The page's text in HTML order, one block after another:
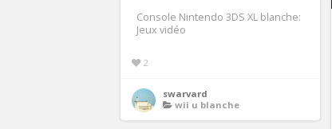
Console Nintendo 3DS XL blanche:
Jeux vidéo
2
swarvard
wii u blanche